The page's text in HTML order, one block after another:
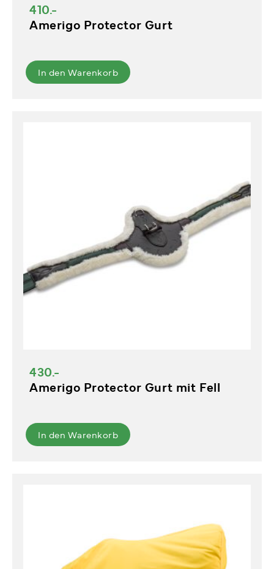
410.-
Amerigo Protector Gurt
In den Warenkorb
430.-
Amerigo Protector Gurt mit Fell
In den Warenkorb